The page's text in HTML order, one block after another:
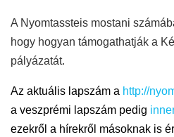
A Nyomtassteis mostani
hogy hogyan támogathatják a
pályázatát.
Az aktuális lapszám a http://
a veszprémi lapszám pedig
ezekről a hírekről másoknak is